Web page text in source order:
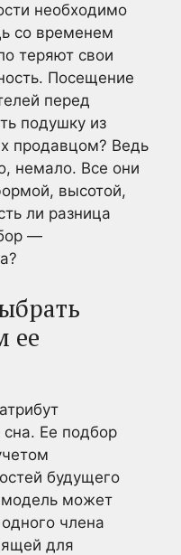
необходимо
со временем
теряют свои
Посещение
перед
подушку из
продавцом? Ведь
немало. Все они
высотой,
ли разница
—
ее
сна. Ее подбор
будущего
может
члена
для